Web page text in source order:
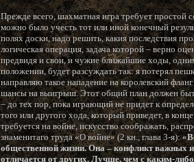
Прежде всего, шахматная игра требует простой
можно было учесть тот или иной конечный
полях доски, надо решить, какия последствия
логическая операция, задача которой – верно
предвидя и свои, и чужие ближайшие ходы,
положении, будет разсуждать так: я потерял
направляю такое нападение на королевский
шансы на выигрыш. Этот общий план должен быть
– до тех пор, пока играющий не придет к
того или другого хода, который приведет, в
требуется на войне, искусство соображать,
знаменитаго труда «О войне» (2 кн., глава 3-я): «
общественной жизни. Она – конфликт важных
отличается от других. Лучше, чем с каким-